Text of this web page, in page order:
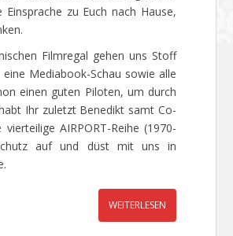
zu Euch nach Hause,
Filmregal gehen uns Stoff
Mediabook-Schau sowie alle
einen guten Piloten, um durch
Ihr zuletzt Benedikt samt Co-
AIRPORT-Reihe (1970-
auf und düst mit uns in
WEITERLESEN